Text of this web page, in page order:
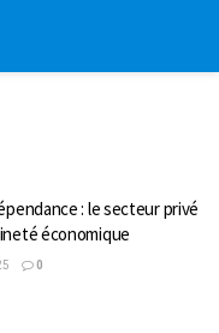
: le secteur privé
économique
0